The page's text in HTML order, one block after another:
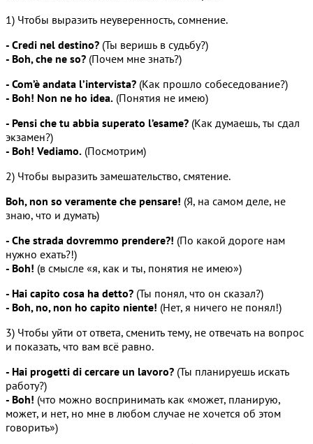
1) Чтобы выразить неуверенность, сомнение.
- Credi nel destino? (Ты веришь в судьбу?)
- Boh, che ne so? (Почем мне знать?)
- Com’è andata l’intervista? (Как прошло собеседование?)
- Boh! Non ne ho idea. (Понятия не имею)
- Pensi che tu abbia superato l’esame? (Как думаешь, ты сдал
экзамен?)
- Boh! Vediamo. (Посмотрим)
2) Чтобы выразить замешательство, смятение.
Boh, non so veramente che pensare! (Я, на самом деле, не
знаю, что и думать)
- Che strada dovremmo prendere?! (По какой дороге нам
нужно ехать?!)
- Boh! (в смысле «я, как и ты, понятия не имею»)
- Hai capito cosa ha detto? (Ты понял, что он сказал?)
- Boh, no, non ho capito niente! (Нет, я ничего не понял!)
3) Чтобы уйти от ответа, сменить тему, не отвечать на вопрос
и показать, что вам всё равно.
- Hai progetti di cercare un lavoro? (Ты планируешь искать
работу?)
- Boh! (что можно воспринимать как «может, планирую,
может, и нет, но мне в любом случае не хочется об этом
говорить»)